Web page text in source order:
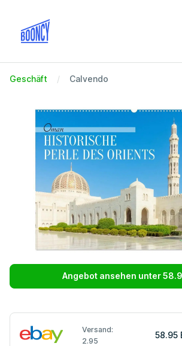
Geschäft Calvendo
Angebot ansehen unter
Versand:
2.95
58.95